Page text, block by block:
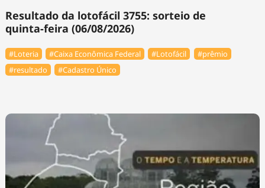
Resultado da lotofácil 3755: sorteio de
quinta-feira (06/08/2026)
#Loteria #Caixa Econômica Federal #Lotofácil
#prêmio
#resultado
#Cadastro Único